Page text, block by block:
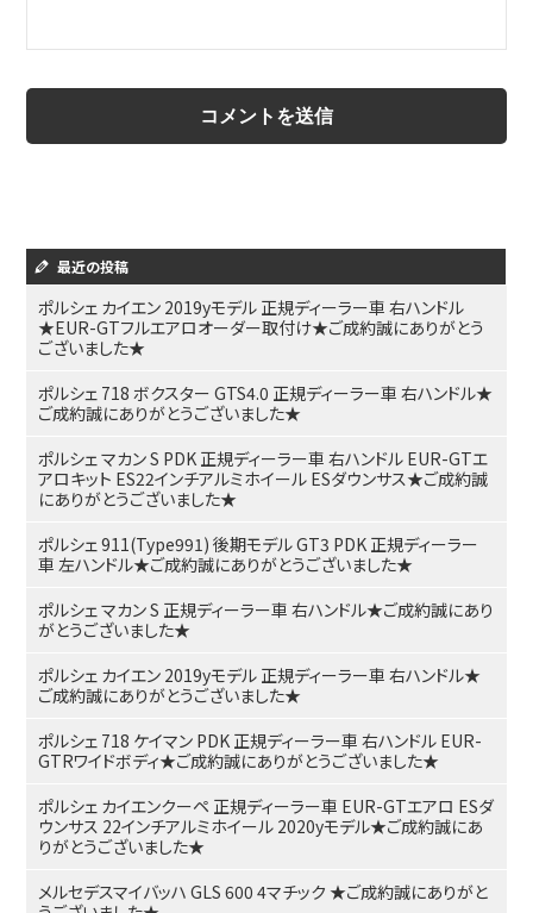
最近の投稿
ポルシェ カイエン 2019yモデル 正規ディーラー車 右ハンドル
★EUR-GTフルエアロオーダー取付け★ご成約誠にありがとう
ございました★
ポルシェ 718 ボクスター GTS4.0 正規ディーラー車 右ハンドル★
ご成約誠にありがとうございました★
ポルシェ マカン S PDK 正規ディーラー車 右ハンドル EUR-GTエ
アロキット ES22インチアルミホイール ESダウンサス★ご成約誠
にありがとうございました★
ポルシェ 911(Type991) 後期モデル GT3 PDK 正規ディーラー
車 左ハンドル★ご成約誠にありがとうございました★
ポルシェ マカン S 正規ディーラー車 右ハンドル★ご成約誠にあり
がとうございました★
ポルシェ カイエン 2019yモデル 正規ディーラー車 右ハンドル★
ご成約誠にありがとうございました★
ポルシェ 718 ケイマン PDK 正規ディーラー車 右ハンドル EUR-
GTRワイドボディ★ご成約誠にありがとうございました★
ポルシェ カイエンクーペ 正規ディーラー車 EUR-GTエアロ ESダ
ウンサス 22インチアルミホイール 2020yモデル★ご成約誠にあ
りがとうございました★
メルセデスマイバッハ GLS 600 4マチック ★ご成約誠にありがと